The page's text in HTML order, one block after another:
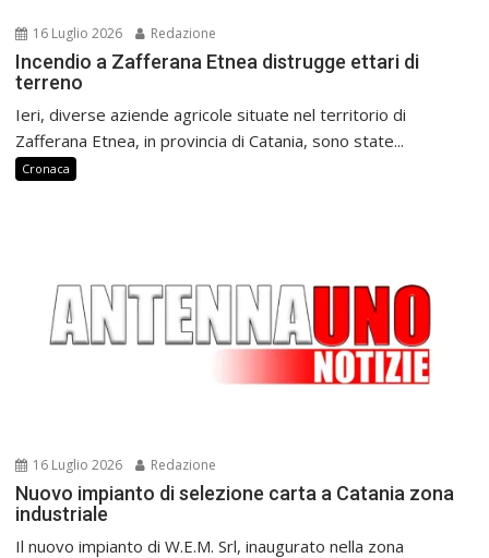
16 Luglio 2026 Redazione
Incendio a Zafferana Etnea distrugge ettari di
terreno
Ieri, diverse aziende agricole situate nel territorio di
Zafferana Etnea, in provincia di Catania, sono state...
Cronaca
16 Luglio 2026 Redazione
Nuovo impianto di selezione carta a Catania zona
industriale
Il nuovo impianto di W.E.M. Srl, inaugurato nella zona